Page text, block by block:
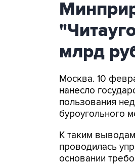
млрд
Москва. 10
нанесло
пользования
буроугольного
К таким
проводилась
основании